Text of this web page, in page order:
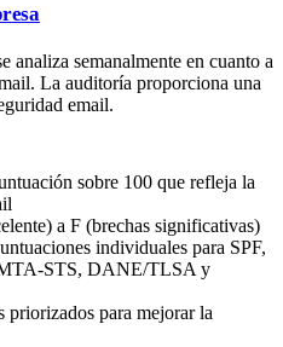
analiza semanalmente en cuanto a
La auditoría proporciona una
email.
sobre 100 que refleja la
a F (brechas significativas)
individuales para SPF,
STS, DANE/TLSA y
priorizados para mejorar la